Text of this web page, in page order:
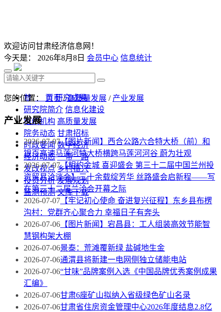
欢迎访问甘肃经济信息网！
今天是： 2026年8月8日 会员中心 信息统计
首 页 研究成果
研究院简介 信息化建设
组织机构 高质量发展
院务动态 甘肃招标
时政要闻 数字经济
经济动态 一带一路
发改视点 乡村振兴
投资分析 发展规划
监测预测 文库下载
您的位置： 首页/高质量发展 / 产业发展
产业发展
2026-07-07【图片新闻】西合公路六合特大桥（前）和
银百高速马莲河特大桥横跨马莲河河谷 蔚为壮观
2026-07-07【相约金城 喜迎盛会 第三十二届中国兰州投
资贸易洽谈会】三十余载绽芳华 丝路盛会启新程——写
在第三十二届兰洽会开幕之际
2026-07-07 【牢记初心使命 奋进复兴征程】东乡县布楞
沟村：党群齐心聚合力 幸福日子有奔头
2026-07-06 【图片新闻】宕昌县：工人组装高效节能智
慧钢构架大棚
2026-07-06景泰：荒滩覆新绿 盐碱地生金
2026-07-06通渭县将新建一电网侧独立储能电站
2026-07-06“甘味”品牌案例入选《中国品牌优秀案例成果
汇编》
2026-07-06甘肃6座矿山拟纳入省级绿色矿山名录
2026-07-06甘肃省住房资金管理中心2026年度结息2.8亿